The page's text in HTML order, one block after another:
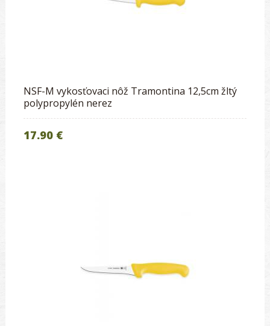
NSF-M vykosťovaci nôž Tramontina 12,5cm žltý
polypropylén nerez
17.90 €